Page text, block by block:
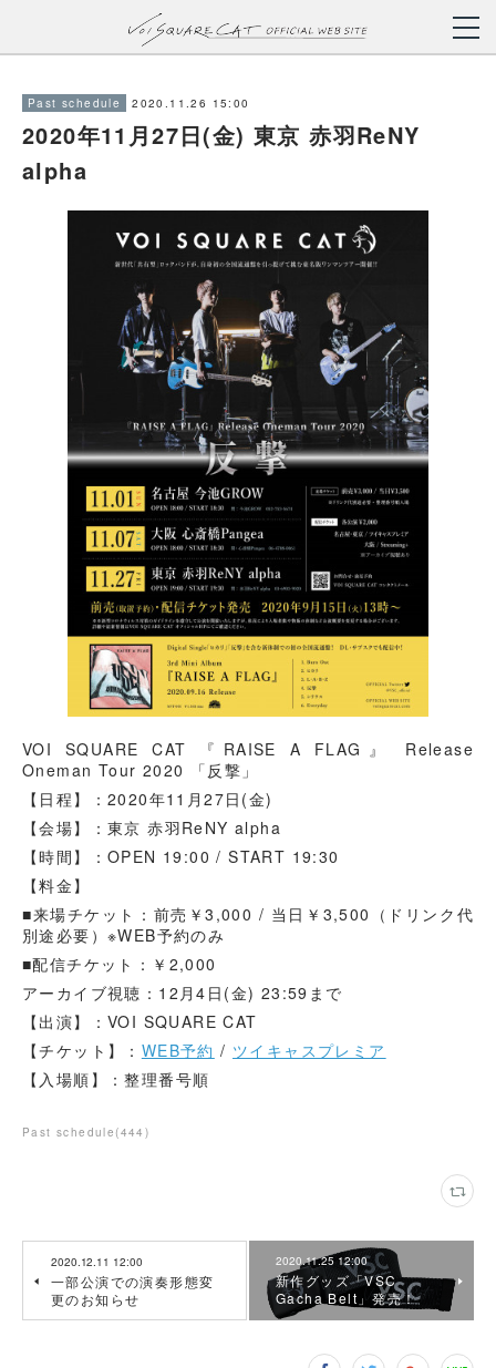
Past schedule 2020.11.26 15:00
2020年11月27日(金) 東京 赤羽ReNY
alpha
VOI SQUARE CAT 『RAISE A FLAG』 Release
Oneman Tour 2020 「反撃」
【日程】：2020年11月27日(金)
【会場】：東京 赤羽ReNY alpha
【時間】：OPEN 19:00 / START 19:30
【料金】
■来場チケット：前売￥3,000 / 当日￥3,500（ドリンク代
別途必要）※WEB予約のみ
■配信チケット：￥2,000
アーカイブ視聴：12月4日(金) 23:59まで
【出演】：VOI SQUARE CAT
【チケット】： WEB予約 / ツイキャスプレミア
【入場順】：整理番号順
Past schedule (444 )
2020.12.11 12:00
一部公演での演奏形態変
更のお知らせ
2020.11.25 12:00
新作グッズ「VSC
Gacha Belt」発売！